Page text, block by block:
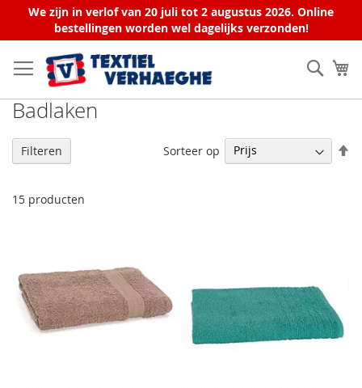
We zijn in verlof van 20 juli tot 2 augustus 2026. Online
bestellingen worden wel dagelijks verzonden!
naar
de
inhoud
Zoek
Badlaken
Filteren
15 producten
Sorteer op